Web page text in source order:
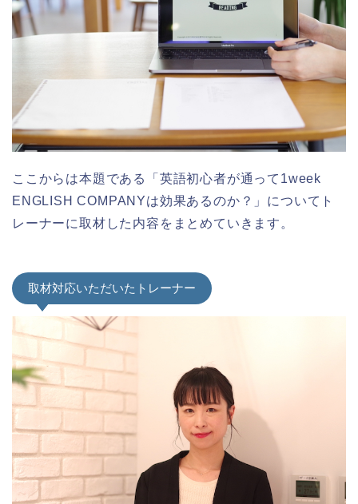
ここからは本題である「英語初心者が通って1week
ENGLISH COMPANYは効果あるのか？」についてト
レーナーに取材した内容をまとめていきます。
取材対応いただいたトレーナー